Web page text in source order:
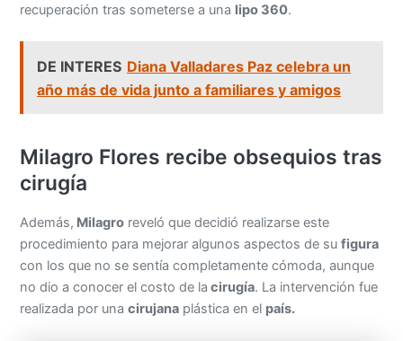
recuperación tras someterse a una lipo 360.
DE INTERES Diana Valladares Paz celebra un
año más de vida junto a familiares y amigos
Milagro Flores recibe obsequios tras
cirugía
Además, Milagro reveló que decidió realizarse este
procedimiento para mejorar algunos aspectos de sufigura
con los que no se sentía completamente cómoda, aunque
no dio a conocer el costo de la cirugía. La intervención fue
realizada por unacirujana plástica en el país.